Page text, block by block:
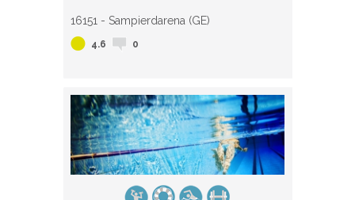
16151 - Sampierdarena (GE)
4.6 0